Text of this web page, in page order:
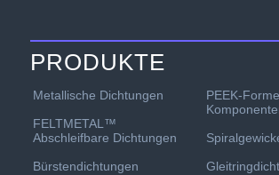
PRODUKTE
Metallische Dichtungen
FELTMETAL™
Abschleifbare Dichtungen
Bürstendichtungen
PEEK-